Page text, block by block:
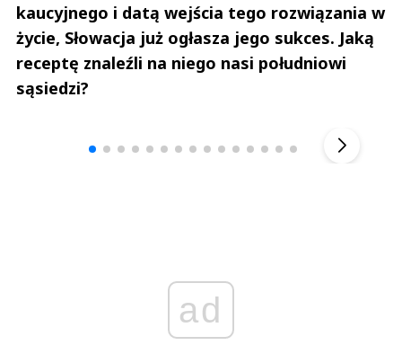
kaucyjnego i datą wejścia tego rozwiązania w
życie, Słowacja już ogłasza jego sukces. Jaką
receptę znaleźli na niego nasi południowi
sąsiedzi?
ad